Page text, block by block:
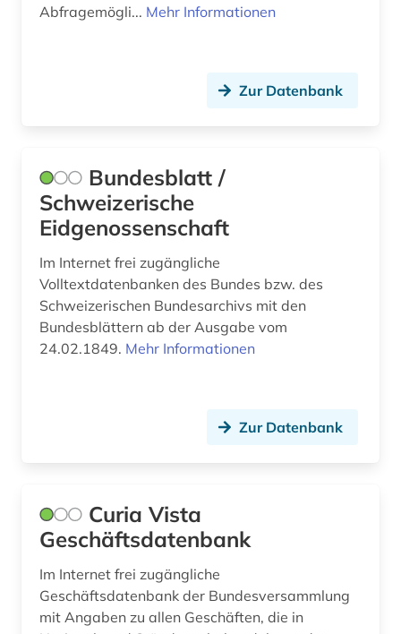
Abfragemögli... Mehr Informationen
Zur Datenbank
Bundesblatt /
Schweizerische
Eidgenossenschaft
Im Internet frei zugängliche
Volltextdatenbanken des Bundes bzw. des
Schweizerischen Bundesarchivs mit den
Bundesblättern ab der Ausgabe vom
24.02.1849. Mehr Informationen
Zur Datenbank
Curia Vista
Geschäftsdatenbank
Im Internet frei zugängliche
Geschäftsdatenbank der Bundesversammlung
mit Angaben zu allen Geschäften, die in